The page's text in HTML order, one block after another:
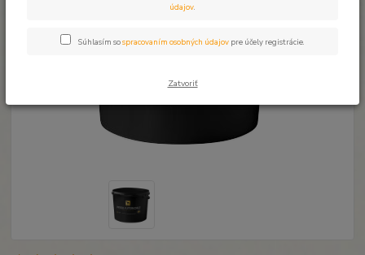
údajov.
Súhlasím sospracovaním osobných údajov pre účely registrácie.
Zatvoriť